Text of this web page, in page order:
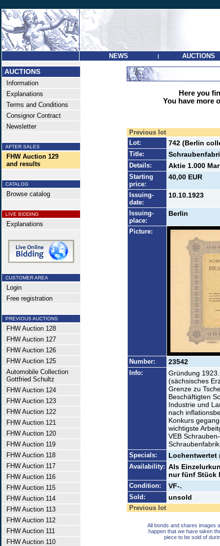
NEWS | AUCTIONS
AUCTIONS
Information
Explanations
Terms and Conditions
Consignor Contract
Newsletter
AFTER SALES
FHW Auction 129
and results
CATALOG
Browse catalog
LIVE BIDDING
Explanations
CUSTOMER AREA
Login
Free registration
PREVIOUS AUCTIONS
FHW Auction 128
FHW Auction 127
FHW Auction 126
FHW Auction 125
Automobile Collection
Gottfried Schultz
FHW Auction 124
FHW Auction 123
FHW Auction 122
FHW Auction 121
FHW Auction 120
FHW Auction 119
FHW Auction 118
FHW Auction 117
FHW Auction 116
FHW Auction 115
FHW Auction 114
FHW Auction 113
FHW Auction 112
FHW Auction 111
FHW Auction 110
Here you
You have more
Previous lot
Lot:
742 (Berlin
Title:
Details: Aktie 1.000
Starting
price:
40,00 EUR
Issuing-
date:
10.10.1923
Issuing-
place:
Berlin
Picture:
Number: 23542
Info:
Gründung
(sächsisches
Grenze zu
Beschäftigten
Industrie und
nach
Konkurs
wichtigste
VEB
Specials: Lochentwertet
Availability: Als
nur fünf Stück
Condition: VF-.
Sold: unsold
Previous lot
All bonds and shares images
happen that we have taken
piece to be sold of